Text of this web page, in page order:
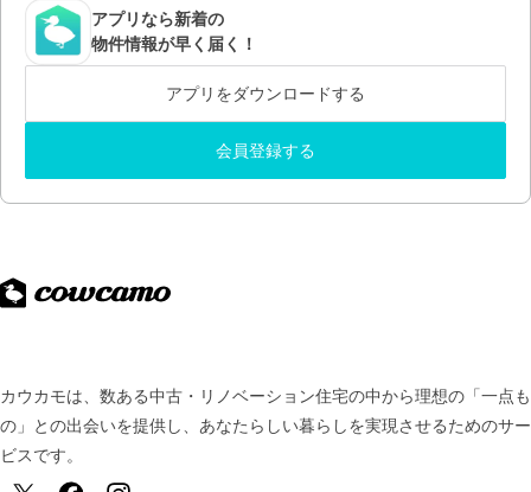
アプリなら新着の
物件情報が早く届く！
アプリをダウンロードする
会員登録する
カウカモは、数ある中古・リノベーション住宅の中から理想の「一点も
の」との出会いを提供し、 あなたらしい暮らしを実現させるためのサー
ビスです。